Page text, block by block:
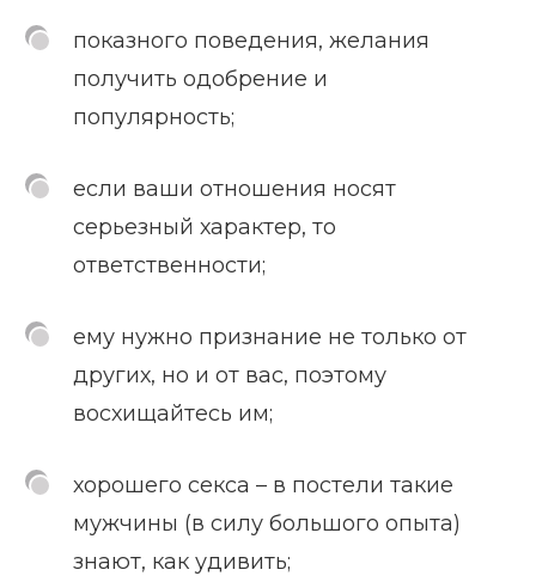
показного поведения, желания
получить одобрение и
популярность;
если ваши отношения носят
серьезный характер, то
ответственности;
ему нужно признание не только от
других, но и от вас, поэтому
восхищайтесь им;
хорошего секса – в постели такие
мужчины (в силу большого опыта)
знают, как удивить;